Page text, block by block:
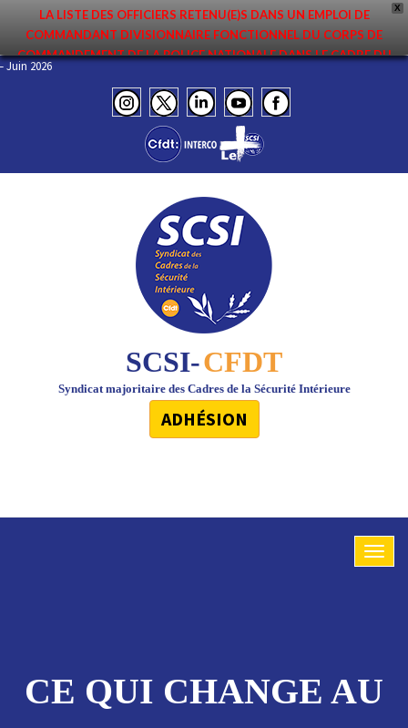
X
LA LISTE DES OFFICIERS RETENU(E)S DANS UN EMPLOI DE
COMMANDANT DIVISIONNAIRE FONCTIONNEL DU CORPS DE
COMMANDEMENT DE LA POLICE NATIONALE DANS LE CADRE DU
PREMIER MOUVEMENT 2026 A ÉTÉ DIFFUSÉE. ELLE EST DISPONIBLE EN
PAGES PROTÉGÉES DU SITE. FÉLICITATIONS AUX NOMMÉ(E)S !
– Juin 2026
SCSI-CFDT
Syndicat majoritaire des Cadres de la Sécurité Intérieure
ADHÉSION
CE QUI CHANGE AU